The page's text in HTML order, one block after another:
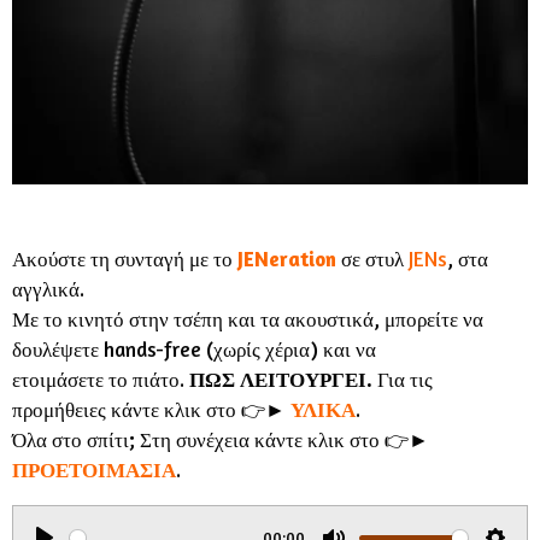
Ακούστε τη συνταγή με το JENeration σε στυλ JENs, στα
αγγλικά.
Με το κινητό στην τσέπη και τα ακουστικά, μπορείτε να
δουλέψετε hands-free (χωρίς χέρια) και να
ετοιμάσετε το πιάτο. ΠΩΣ ΛΕΙΤΟΥΡΓΕΙ. Για τις
προμήθειες κάντε κλικ στο 👉► ΥΛΙΚΑ.
Όλα στο σπίτι; Στη συνέχεια κάντε κλικ στο 👉►
ΠΡΟΕΤΟΙΜΑΣΙΑ.